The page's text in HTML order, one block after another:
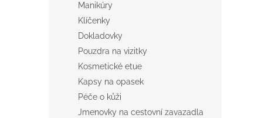
Manikúry
Klíčenky
Dokladovky
Pouzdra na vizitky
Kosmetické etue
Kapsy na opasek
Péče o kůži
Jmenovky na cestovní zavazadla